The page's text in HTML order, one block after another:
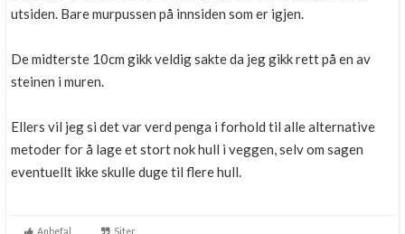
utsiden. Bare murpussen på innsiden som er igjen.
De midterste 10cm gikk veldig sakte da jeg gikk rett på en av
steinen i muren.
Ellers vil jeg si det var verd penga i forhold til alle alternative
metoder for å lage et stort nok hull i veggen, selv om sagen
eventuellt ikke skulle duge til flere hull.
Anbefal Siter